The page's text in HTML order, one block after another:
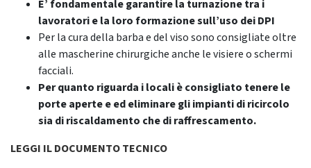
E’ fondamentale garantire la turnazione tra i
lavoratori e la loro formazione sull’uso dei DPI
Per la cura della barba e del viso sono consigliate oltre
alle mascherine chirurgiche anche le visiere o schermi
facciali.
Per quanto riguarda i locali è consigliato tenere le
porte aperte e ed eliminare gli impianti di ricircolo
sia di riscaldamento che di raffrescamento.
LEGGI IL DOCUMENTO TECNICO